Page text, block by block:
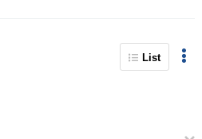
List